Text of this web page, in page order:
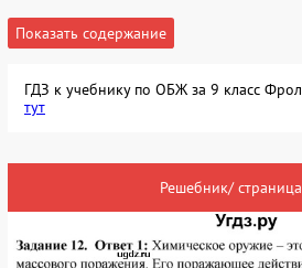
Показать содержание
ГДЗ к учебнику по ОБЖ за 9 класс
тут
Решебник/